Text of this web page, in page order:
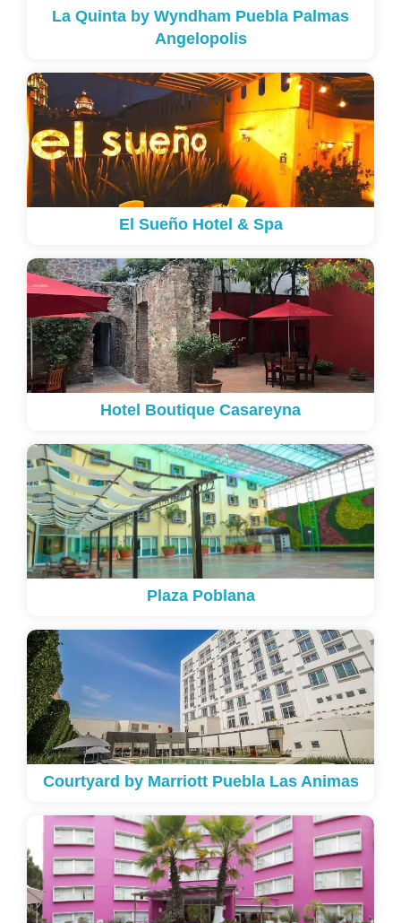
La Quinta by Wyndham Puebla Palmas
Angelopolis
El Sueño Hotel & Spa
Hotel Boutique Casareyna
Plaza Poblana
Courtyard by Marriott Puebla Las Animas